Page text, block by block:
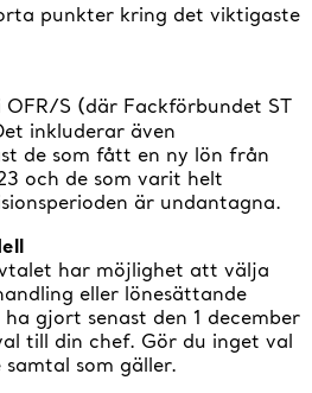
punkter kring det viktigaste
S (där Fackförbundet ST
inkluderar även
de som fått en ny lön från
och de som varit helt
är undantagna.
har möjlighet att välja
eller lönesättande
gjort senast den 1 december
till din chef. Gör du inget val
som gäller.